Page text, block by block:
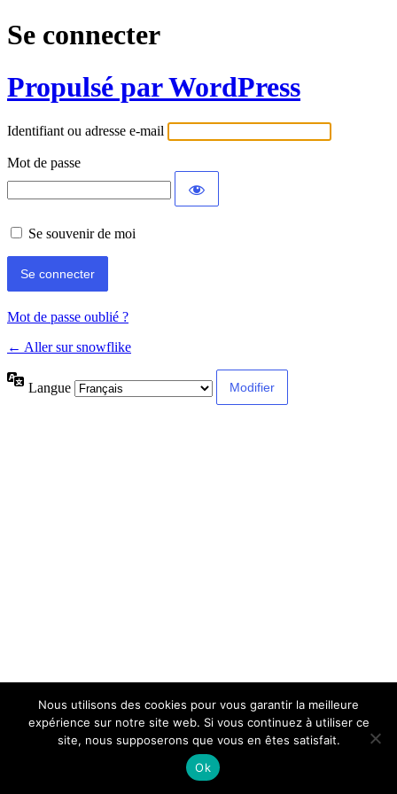
Se connecter
Propulsé par WordPress
Identifiant ou adresse e-mail
Mot de passe
Se souvenir de moi
Mot de passe oublié ?
← Aller sur snowflike
Langue
Nous utilisons des cookies pour vous garantir la meilleure
expérience sur notre site web. Si vous continuez à utiliser ce
site, nous supposerons que vous en êtes satisfait.
Ok